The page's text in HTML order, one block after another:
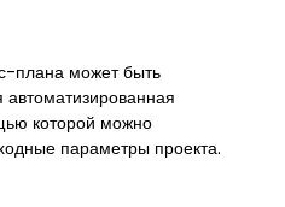
плана может быть
которой можно
параметры проекта.